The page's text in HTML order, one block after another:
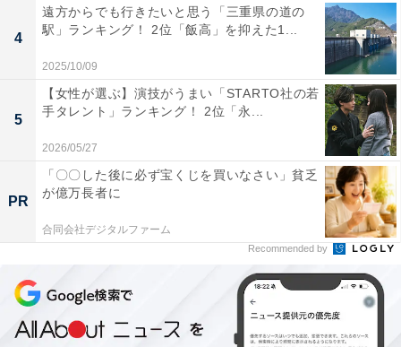
この記事の筆者：くま なかこ プロフィール
編集プロダクション出身のフリーランスエディター。編
集・執筆・校閲・SNS運用担当として月間120本以上の
コンテンツ制作に携わっています。得意なジャンルはラ
イフスタイル・金融・育児・エンタメ関連。
次ページ
5位までの全ランキング結果を見
4
遠方からでも行きたいと思う「三重県の道の
駅」ランキング！ 2位「飯高」を抑えた1...
2025/10/09
5
【女性が選ぶ】演技がうまい「STARTO社の若
手タレント」ランキング！ 2位「永...
2026/05/27
PR
「〇〇した後に必ず宝くじを買いなさい」貧乏
が億万長者に
合同会社デジタルファーム
Recommended by